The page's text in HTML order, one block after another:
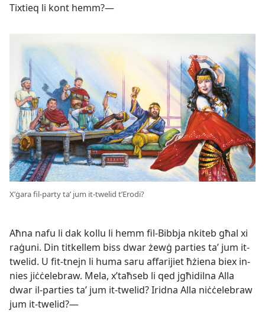
Tixtieq li kont hemm?—
X’ġara fil-​party taʼ jum it-​twelid t’Erodi?
Aħna nafu li dak kollu li hemm fil-​Bibbja nkiteb għal xi
raġuni. Din titkellem biss dwar żewġ parties taʼ jum it-​
twelid. U fit-​tnejn li huma saru affarijiet ħżiena biex in-​
nies jiċċelebraw. Mela, x’taħseb li qed jgħidilna Alla
dwar il-​parties taʼ jum it-​twelid? Iridna Alla niċċelebraw
jum it-​twelid?—